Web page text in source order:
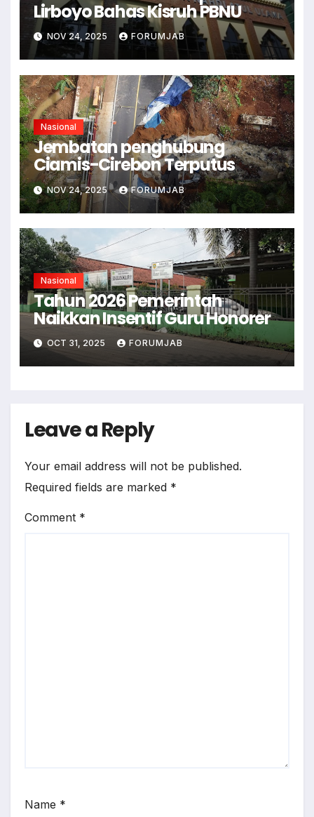
Lirboyo Bahas Kisruh PBNU
NOV 24, 2025 FORUMJAB
Nasional
Jembatan penghubung
Ciamis-Cirebon Terputus
NOV 24, 2025 FORUMJAB
Nasional
Tahun 2026 Pemerintah
Naikkan Insentif Guru Honorer
OCT 31, 2025 FORUMJAB
Leave a Reply
Your email address will not be published.
Required fields are marked *
Comment *
Name *